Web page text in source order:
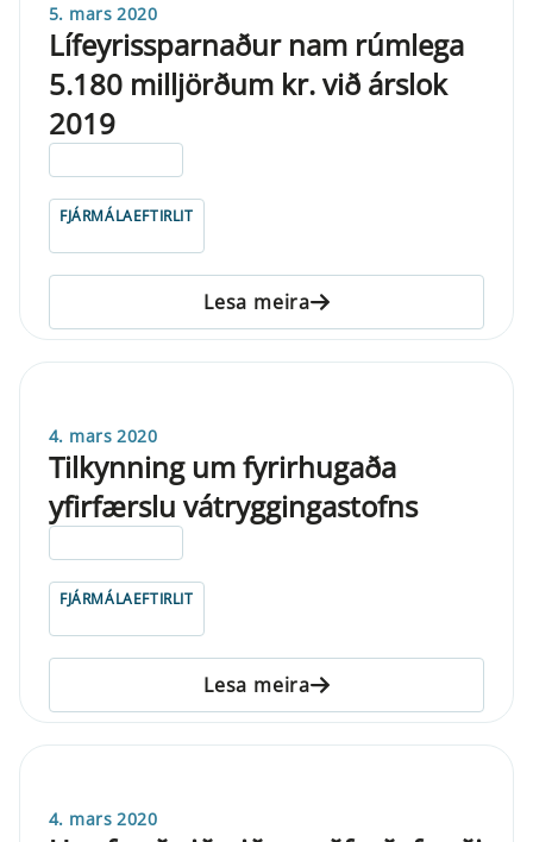
5. mars 2020
Lífeyrissparnaður nam rúmlega
5.180 milljörðum kr. við árslok
2019
FJÁRMÁLAEFTIRLIT
Lesa meira
4. mars 2020
Tilkynning um fyrirhugaða
yfirfærslu vátryggingastofns
FJÁRMÁLAEFTIRLIT
Lesa meira
4. mars 2020